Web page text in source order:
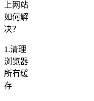
上网站
如何解
决？
1.清理
浏览器
所有缓
存